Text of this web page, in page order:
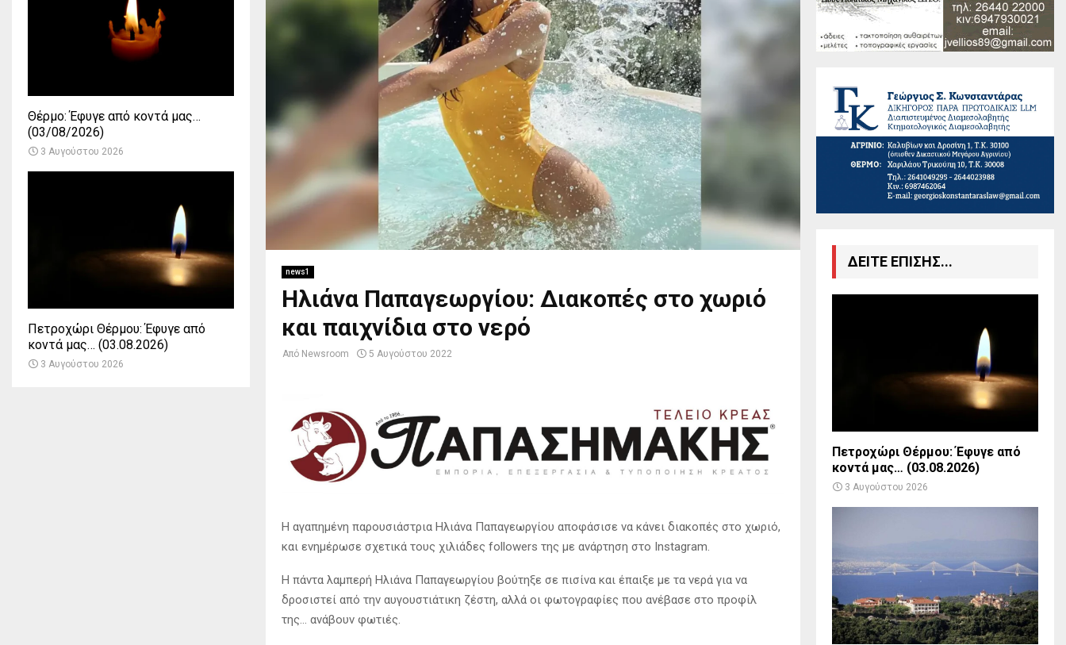
news1
Ηλιάνα Παπαγεωργίου: Διακοπές στο χωριό
και παιχνίδια στο νερό
Από Newsroom 5 Αυγούστου 2022
Η αγαπημένη παρουσιάστρια Ηλιάνα Παπαγεωργίου αποφάσισε να κάνει διακοπές στο χωριό,
και ενημέρωσε σχετικά τους χιλιάδες followers της με ανάρτηση στο Instagram.
Η πάντα λαμπερή Ηλιάνα Παπαγεωργίου βούτηξε σε πισίνα και έπαιξε με τα νερά για να
δροσιστεί από την αυγουστιάτικη ζέστη, αλλά οι φωτογραφίες που ανέβασε στο προφίλ
της… ανάβουν φωτιές.
Θέρμο: Έφυγε από κοντά μας…
(03/08/2026)
3 Αυγούστου 2026
Πετροχώρι Θέρμου: Έφυγε από
κοντά μας… (03.08.2026)
3 Αυγούστου 2026
ΔΕΙΤΕ ΕΠΙΣΗΣ...
Πετροχώρι Θέρμου: Έφυγε από
κοντά μας… (03.08.2026)
3 Αυγούστου 2026